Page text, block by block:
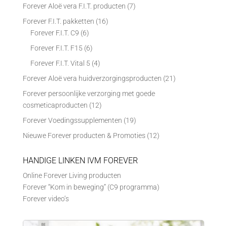
Forever Aloë vera F.I.T. producten (7)
Forever F.I.T. pakketten (16)
Forever F.I.T. C9 (6)
Forever F.I.T. F15 (6)
Forever F.I.T. Vital 5 (4)
Forever Aloë vera huidverzorgingsproducten (21)
Forever persoonlijke verzorging met goede
cosmeticaproducten (12)
Forever Voedingssupplementen (19)
Nieuwe Forever producten & Promoties (12)
HANDIGE LINKEN IVM FOREVER
Online Forever Living producten
Forever “Kom in beweging” (C9 programma)
Forever video’s